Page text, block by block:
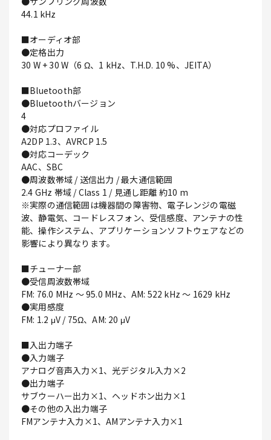
44.1 kHz
■オーディオ部
●定格出力
30 W + 30 W（6 Ω、1 kHz、T.H.D. 10 %、JEITA）
■Bluetooth部
●Bluetoothバージョン
4
●対応プロファイル
A2DP 1.3、AVRCP 1.5
●対応コーデック
AAC、SBC
●周波数帯域 / 送信出力 / 最大通信範囲
2.4 GHz 帯域 / Class 1 / 見通し距離 約10 m
※実際の通信範囲は機器間の障害物、電子レンジの電磁
波、静電気、コードレスフォン、受信感度、アンテナの性
能、操作システム、アプリケーションソフトウェアなどの
影響により異なります。
■チューナー部
●受信周波数帯域
FM: 76.0 MHz ～ 95.0 MHz、AM: 522 kHz ～ 1629 kHz
●実用感度
FM: 1.2 μV / 75Ω、AM: 20 μV
■入出力端子
●入力端子
アナログ音声入力×1、光デジタル入力×2
●出力端子
サブウーハー出力×1、ヘッドホン出力×1
●その他の入出力端子
FMアンテナ入力×1、AMアンテナ入力×1